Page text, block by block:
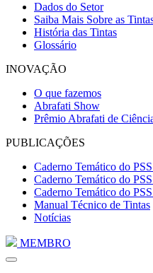
Dados do Setor
Saiba Mais Sobre as
História das Tintas
Glossário
INOVAÇÃO
O que fazemos
Abrafati Show
Prêmio Abrafati de
PUBLICAÇÕES
Caderno Temático do
Caderno Temático do
Caderno Temático do
Manual Técnico de Tintas
Notícias
MEMBRO